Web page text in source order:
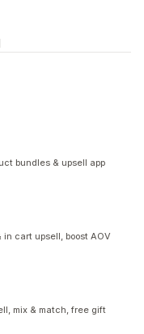
bundles & upsell app
cart upsell, boost AOV
mix & match, free gift